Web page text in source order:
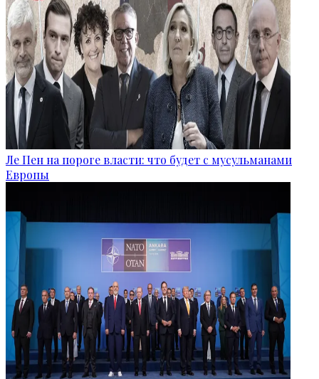
Ле Пен на пороге власти: что будет с мусульманами
Европы